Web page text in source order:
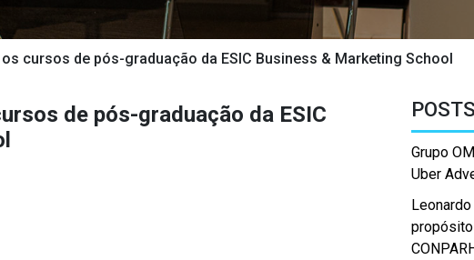
cursos de pós-graduação da ESIC Business & Marketing School
de pós-graduação da ESIC
Grupo
Uber
propósito